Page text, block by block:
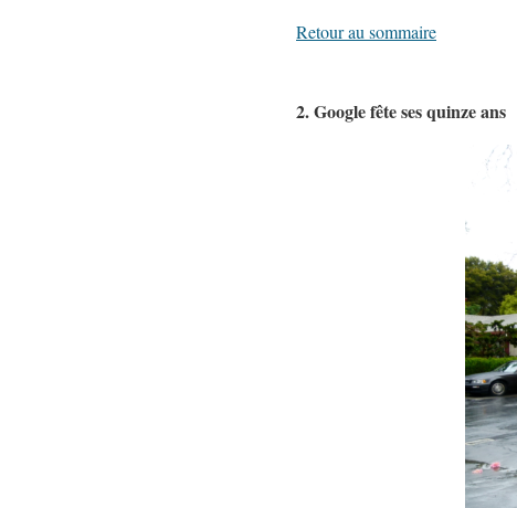
Retour au sommaire
2. Google fête ses quinze ans